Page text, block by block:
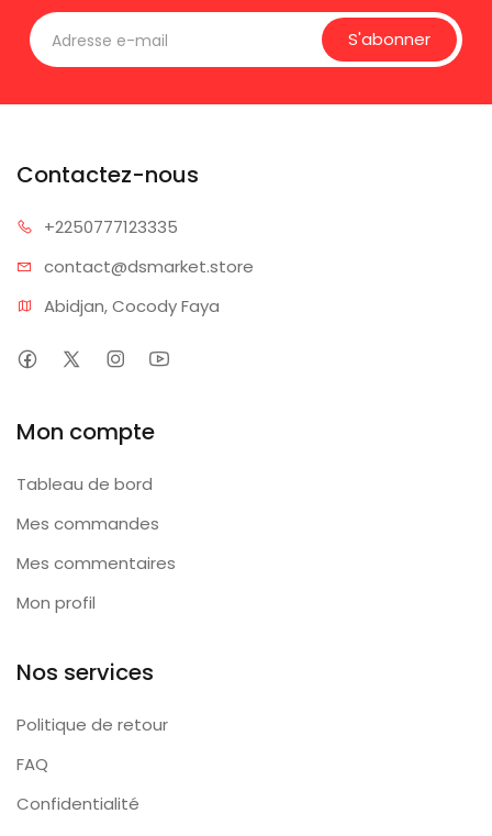
S'abonner
Contactez-nous
+2250777123335
contact@dsmarket.store
Abidjan, Cocody Faya
Mon compte
Tableau de bord
Mes commandes
Mes commentaires
Mon profil
Nos services
Politique de retour
FAQ
Confidentialité